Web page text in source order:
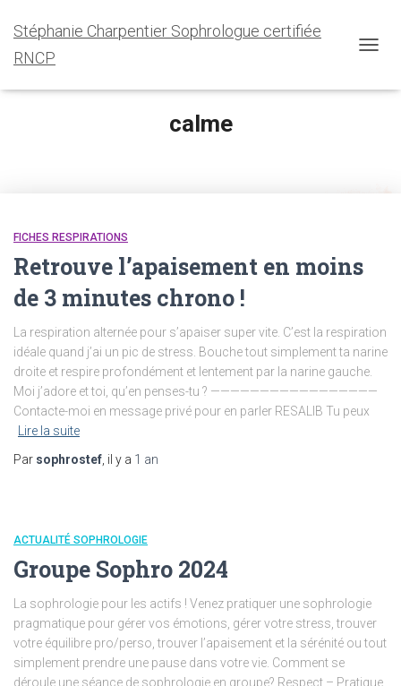
Stéphanie Charpentier Sophrologue certifiée
RNCP
calme
FICHES RESPIRATIONS
Retrouve l’apaisement en moins
de 3 minutes chrono !
La respiration alternée pour s’apaiser super vite. C’est la respiration
idéale quand j’ai un pic de stress. Bouche tout simplement ta narine
droite et respire profondément et lentement par la narine gauche.
Moi j’adore et toi, qu’en penses-tu ? —————————————————
Contacte-moi en message privé pour en parler RESALIB Tu peux
Lire la suite
Par sophrostef , il y a 1 an
ACTUALITÉ SOPHROLOGIE
Groupe Sophro 2024
La sophrologie pour les actifs ! Venez pratiquer une sophrologie
pragmatique pour gérer vos émotions, gérer votre stress, trouver
votre équilibre pro/perso, trouver l’apaisement et la sérénité ou tout
simplement prendre une pause dans votre vie. Comment se
déroule une séance de sophrologie en groupe? Respect – Pratique